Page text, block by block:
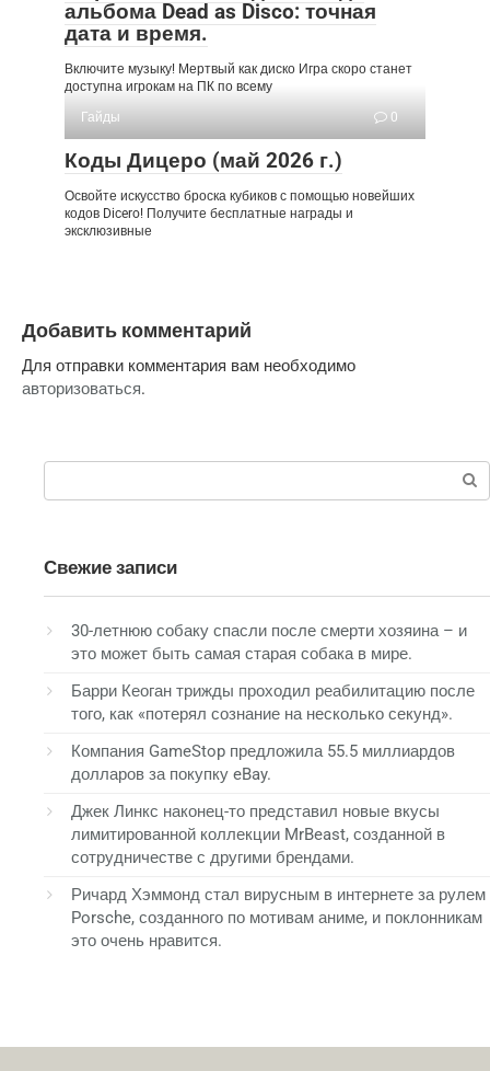
альбома Dead as Disco: точная
дата и время.
Включите музыку! Мертвый как диско Игра скоро станет
доступна игрокам на ПК по всему
Гайды
0
Коды Дицеро (май 2026 г.)
Освойте искусство броска кубиков с помощью новейших
кодов Dicero! Получите бесплатные награды и
эксклюзивные
Добавить комментарий
Для отправки комментария вам необходимо
авторизоваться.
Поиск:
Свежие записи
30-летнюю собаку спасли после смерти хозяина – и
это может быть самая старая собака в мире.
Барри Кеоган трижды проходил реабилитацию после
того, как «потерял сознание на несколько секунд».
Компания GameStop предложила 55.5 миллиардов
долларов за покупку eBay.
Джек Линкс наконец-то представил новые вкусы
лимитированной коллекции MrBeast, созданной в
сотрудничестве с другими брендами.
Ричард Хэммонд стал вирусным в интернете за рулем
Porsche, созданного по мотивам аниме, и поклонникам
это очень нравится.